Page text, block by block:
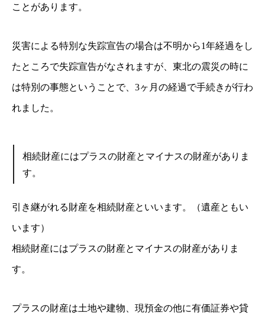
ことがあります。
災害による特別な失踪宣告の場合は不明から1年経過をし
たところで失踪宣告がなされますが、東北の震災の時に
は特別の事態ということで、3ヶ月の経過で手続きが行わ
れました。
相続財産にはプラスの財産とマイナスの財産がありま
す。
引き継がれる財産を相続財産といいます。（遺産ともい
います）
相続財産にはプラスの財産とマイナスの財産がありま
す。
プラスの財産は土地や建物、現預金の他に有価証券や貸